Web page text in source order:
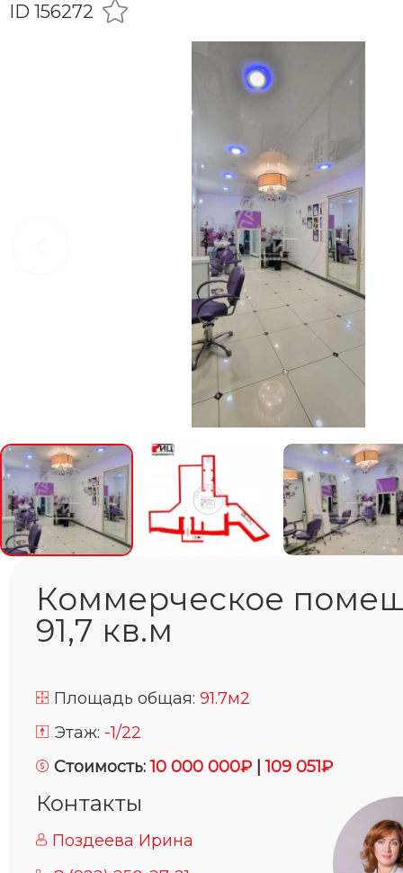
ID 156272
Коммерческое
91,7 кв.м
Площадь общая: 91.7м2
Этаж: -1/22
Стоимость:10 000 000₽ |109 051₽
Контакты
Поздеева Ирина